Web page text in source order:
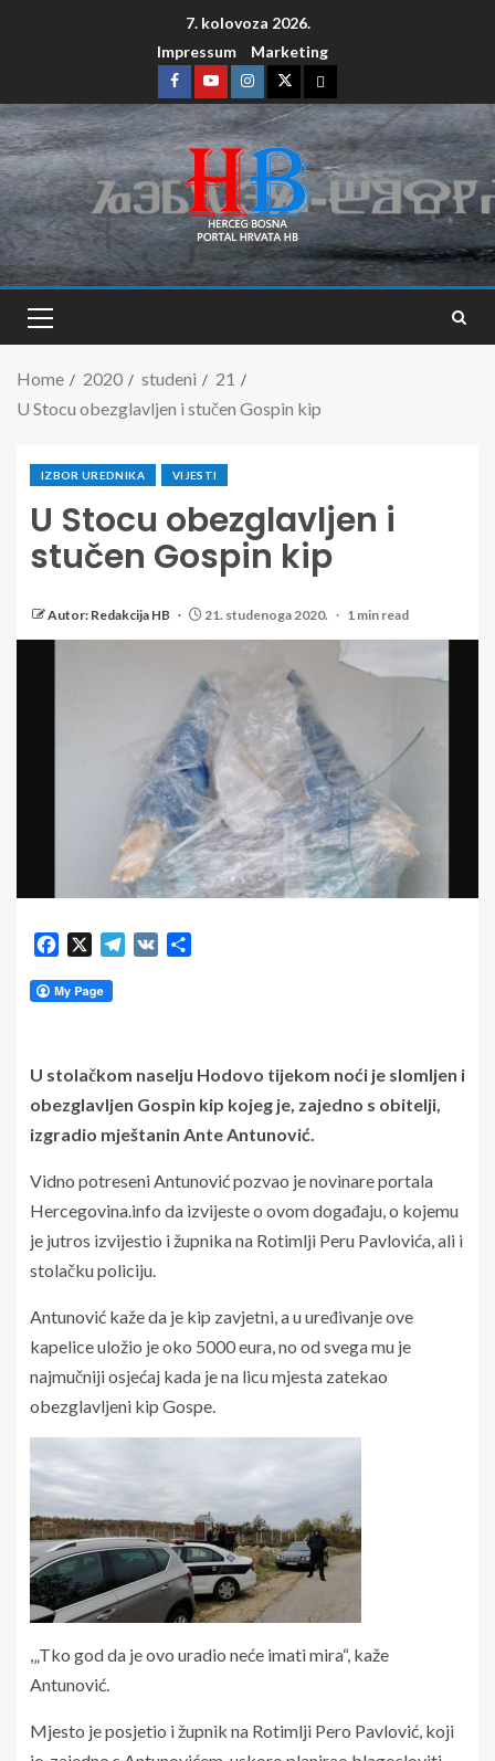
7. kolovoza 2026.
Impressum
Marketing
Home 2020 studeni
21
U Stocu obezglavljen i stučen Gospin kip
IZBOR UREDNIKA VIJESTI
U Stocu obezglavljen i
stučen Gospin kip
Autor: Redakcija HB 21. studenoga 2020. 1 min read
Facebook Telegram
VK
U stolačkom naselju Hodovo tijekom noći je slomljen i
obezglavljen Gospin kip kojeg je, zajedno s obitelji,
izgradio mještanin Ante Antunović.
Vidno potreseni Antunović pozvao je novinare portala
Hercegovina.info da izvijeste o ovom događaju, o kojemu
je jutros izvijestio i župnika na Rotimlji Peru Pavlovića, ali i
stolačku policiju.
Antunović kaže da je kip zavjetni, a u uređivanje ove
kapelice uložio je oko 5000 eura, no od svega mu je
najmučniji osjećaj kada je na licu mjesta zatekao
obezglavljeni kip Gospe.
,„Tko god da je ovo uradio neće imati mira“, kaže
Antunović.
Mjesto je posjetio i župnik na Rotimlji Pero Pavlović, koji